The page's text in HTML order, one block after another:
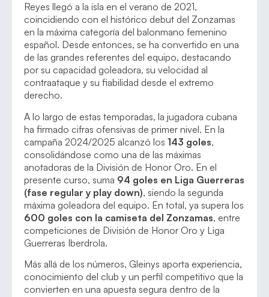
Reyes llegó a la isla en el verano de 2021,
coincidiendo con el histórico debut del Zonzamas
en la máxima categoría del balonmano femenino
español. Desde entonces, se ha convertido en una
de las grandes referentes del equipo, destacando
por su capacidad goleadora, su velocidad al
contraataque y su fiabilidad desde el extremo
derecho.
A lo largo de estas temporadas, la jugadora cubana
ha firmado cifras ofensivas de primer nivel. En la
campaña 2024/2025 alcanzó los 143 goles,
consolidándose como una de las máximas
anotadoras de la División de Honor Oro. En el
presente curso, suma 94 goles en Liga Guerreras
(fase regular y play down), siendo la segunda
máxima goleadora del equipo. En total, ya supera los
600 goles con la camiseta del Zonzamas, entre
competiciones de División de Honor Oro y Liga
Guerreras Iberdrola.
Más allá de los números, Gleinys aporta experiencia,
conocimiento del club y un perfil competitivo que la
convierten en una apuesta segura dentro de la